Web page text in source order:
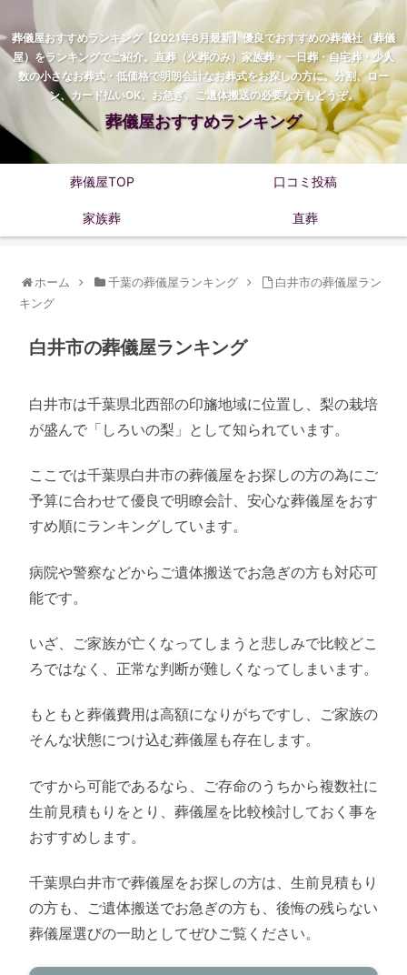
葬儀屋おすすめランキング【2021年6月最新】優良でおすすめの葬儀社（葬儀
屋）をランキングでご紹介。直葬（火葬のみ）家族葬・一日葬・自宅葬・少人
数の小さなお葬式・低価格で明朗会計なお葬式をお探しの方に。分割、ロー
ン、カード払いOK。お急ぎ、ご遺体搬送の必要な方もどうぞ。
葬儀屋おすすめランキング
葬儀屋TOP 口コミ投稿
家族葬 直葬
ホーム 千葉の葬儀屋ランキング
白井市の葬儀屋ラン
キング
白井市の葬儀屋ランキング
白井市は千葉県北西部の印旛地域に位置し、梨の栽培
が盛んで「しろいの梨」として知られています。
ここでは千葉県白井市の葬儀屋をお探しの方の為にご
予算に合わせて優良で明瞭会計、安心な葬儀屋をおす
すめ順にランキングしています。
病院や警察などからご遺体搬送でお急ぎの方も対応可
能です。
いざ、ご家族が亡くなってしまうと悲しみで比較どこ
ろではなく、正常な判断が難しくなってしまいます。
もともと葬儀費用は高額になりがちですし、ご家族の
そんな状態につけ込む葬儀屋も存在します。
ですから可能であるなら、ご存命のうちから複数社に
生前見積もりをとり、葬儀屋を比較検討しておく事を
おすすめします。
千葉県白井市で葬儀屋をお探しの方は、生前見積もり
の方も、ご遺体搬送でお急ぎの方も、後悔の残らない
葬儀屋選びの一助としてぜひご覧ください。